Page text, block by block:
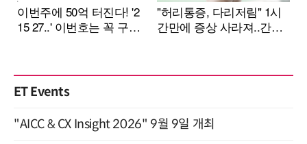
ET Events
"AICC & CX Insight 2026" 9월 9일 개최